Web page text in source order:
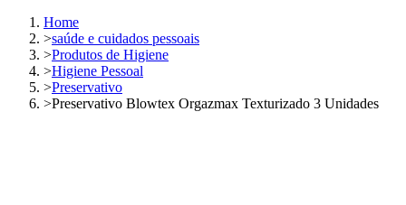
Home
>saúde e cuidados pessoais
>Produtos de Higiene
>Higiene Pessoal
>Preservativo
>Preservativo Blowtex Orgazmax Texturizado 3 Unidades